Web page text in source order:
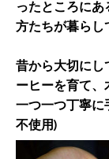
ったところに
方たちが暮らし
昔から大切にし
ーヒーを育て、
一つ一つ丁寧に
不使用)